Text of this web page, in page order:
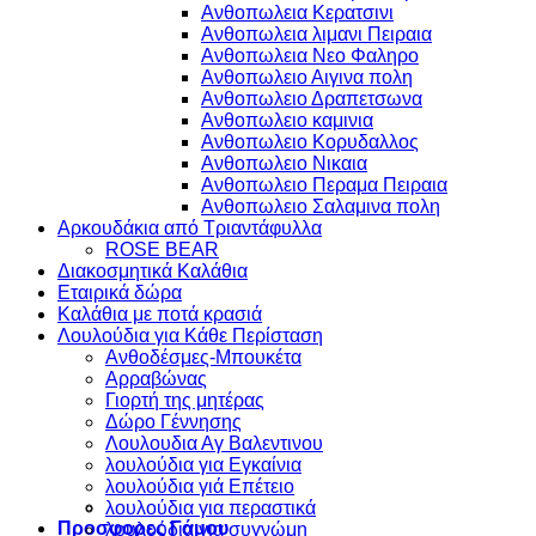
Προσφορες Γάμου
Ανθοπωλεια Κερατσινι
Ανθοπωλεια λιμανι Πειραια
Ανθοπωλεια Νεο Φαληρο
Ανθοπωλειο Αιγινα πολη
Ανθοπωλειο Δραπετσωνα
Ανθοπωλειο καμινια
Ανθοπωλειο Κορυδαλλος
Ανθοπωλειο Νικαια
Ανθοπωλειο Περαμα Πειραια
Ανθοπωλειο Σαλαμινα πολη
Αρκουδάκια από Τριαντάφυλλα
ROSE BEAR
Διακοσμητικά Καλάθια
Εταιρικά δώρα
Καλάθια με ποτά κρασιά
Λουλούδια για Κάθε Περίσταση
Ανθοδέσμες-Μπουκέτα
Αρραβώνας
Γιορτή της μητέρας
Δώρο Γέννησης
Λουλουδια Αγ Βαλεντινου
λουλούδια για Εγκαίνια
λουλούδια γιά Επέτειο
λουλούδια για περαστικά
λουλούδια για συγνώμη